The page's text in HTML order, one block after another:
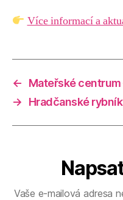
Více informací a
←
Mateřské centrum
→
Hradčanské
Vaše e-mailová adresa